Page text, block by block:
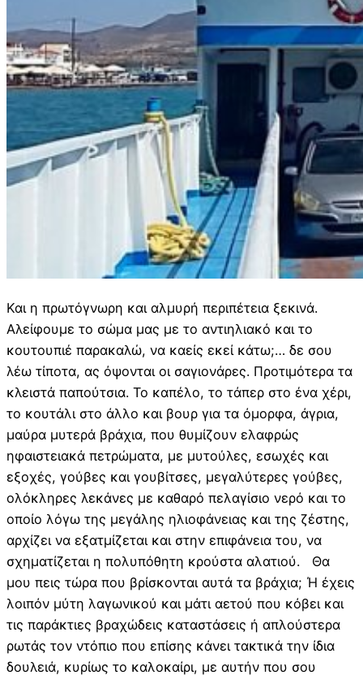
Και η πρωτόγνωρη και αλμυρή περιπέτεια ξεκινά.
Αλείφουμε το σώμα μας με το αντιηλιακό και το
κουτουπιέ παρακαλώ, να καείς εκεί κάτω;… δε σου
λέω τίποτα, ας όψονται οι σαγιονάρες. Προτιμότερα τα
κλειστά παπούτσια. Το καπέλο, το τάπερ στο ένα χέρι,
το κουτάλι στο άλλο και βουρ για τα όμορφα, άγρια,
μαύρα μυτερά βράχια, που θυμίζουν ελαφρώς
ηφαιστειακά πετρώματα, με μυτούλες, εσωχές και
εξοχές, γούβες και γουβίτσες, μεγαλύτερες γούβες,
ολόκληρες λεκάνες με καθαρό πελαγίσιο νερό και το
οποίο λόγω της μεγάλης ηλιοφάνειας και της ζέστης,
αρχίζει να εξατμίζεται και στην επιφάνεια του, να
σχηματίζεται η πολυπόθητη κρούστα αλατιού. Θα
μου πεις τώρα που βρίσκονται αυτά τα βράχια; Ή έχεις
λοιπόν μύτη λαγωνικού και μάτι αετού που κόβει και
τις παράκτιες βραχώδεις καταστάσεις ή απλούστερα
ρωτάς τον ντόπιο που επίσης κάνει τακτικά την ίδια
δουλειά, κυρίως το καλοκαίρι, με αυτήν που σου